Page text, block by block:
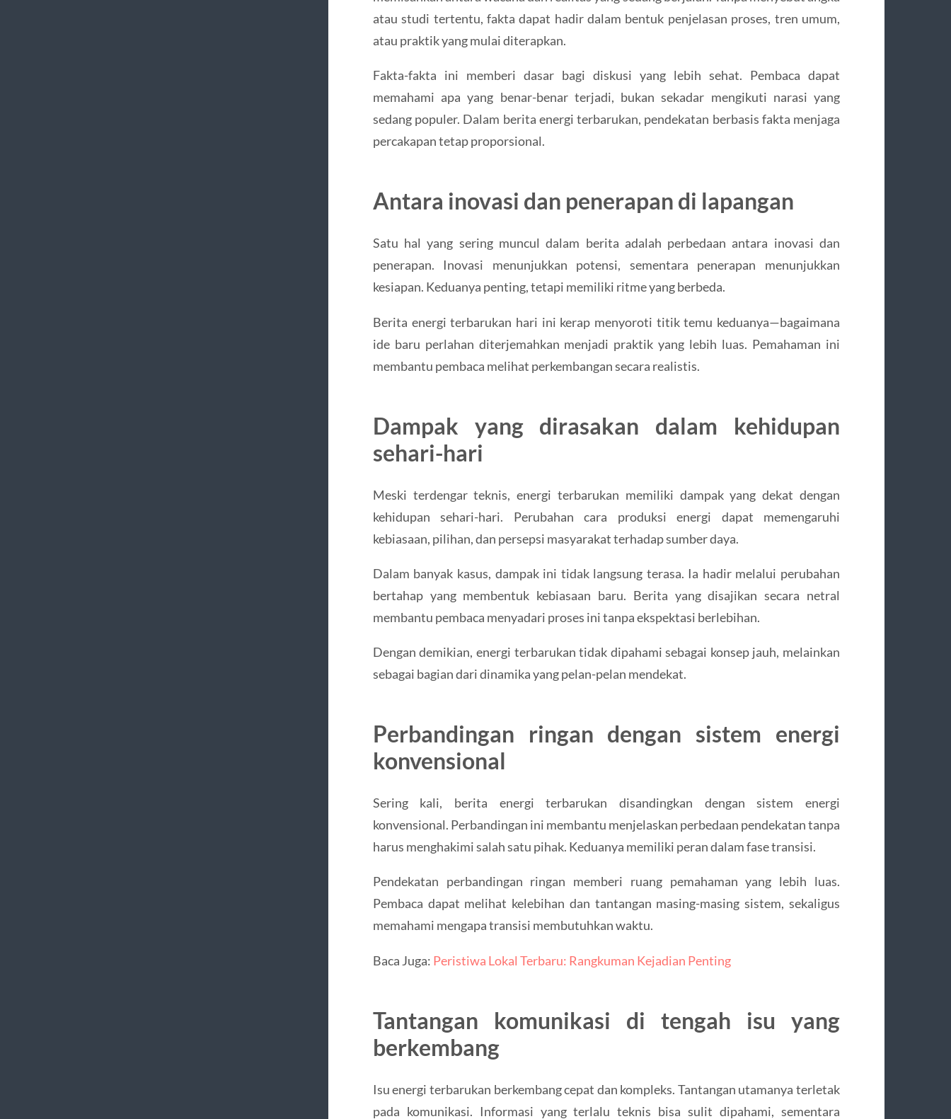
atau studi tertentu, fakta dapat hadir dalam bentuk penjelasan proses, tren umum,
atau praktik yang mulai diterapkan.
Fakta-fakta ini memberi dasar bagi diskusi yang lebih sehat. Pembaca dapat
memahami apa yang benar-benar terjadi, bukan sekadar mengikuti narasi yang
sedang populer. Dalam berita energi terbarukan, pendekatan berbasis fakta menjaga
percakapan tetap proporsional.
Antara inovasi dan penerapan di lapangan
Satu hal yang sering muncul dalam berita adalah perbedaan antara inovasi dan
penerapan. Inovasi menunjukkan potensi, sementara penerapan menunjukkan
kesiapan. Keduanya penting, tetapi memiliki ritme yang berbeda.
Berita energi terbarukan hari ini kerap menyoroti titik temu keduanya—bagaimana
ide baru perlahan diterjemahkan menjadi praktik yang lebih luas. Pemahaman ini
membantu pembaca melihat perkembangan secara realistis.
Dampak yang dirasakan dalam kehidupan
sehari-hari
Meski terdengar teknis, energi terbarukan memiliki dampak yang dekat dengan
kehidupan sehari-hari. Perubahan cara produksi energi dapat memengaruhi
kebiasaan, pilihan, dan persepsi masyarakat terhadap sumber daya.
Dalam banyak kasus, dampak ini tidak langsung terasa. Ia hadir melalui perubahan
bertahap yang membentuk kebiasaan baru. Berita yang disajikan secara netral
membantu pembaca menyadari proses ini tanpa ekspektasi berlebihan.
Dengan demikian, energi terbarukan tidak dipahami sebagai konsep jauh, melainkan
sebagai bagian dari dinamika yang pelan-pelan mendekat.
Perbandingan ringan dengan sistem energi
konvensional
Sering kali, berita energi terbarukan disandingkan dengan sistem energi
konvensional. Perbandingan ini membantu menjelaskan perbedaan pendekatan tanpa
harus menghakimi salah satu pihak. Keduanya memiliki peran dalam fase transisi.
Pendekatan perbandingan ringan memberi ruang pemahaman yang lebih luas.
Pembaca dapat melihat kelebihan dan tantangan masing-masing sistem, sekaligus
memahami mengapa transisi membutuhkan waktu.
Baca Juga: Peristiwa Lokal Terbaru: Rangkuman Kejadian Penting
Tantangan komunikasi di tengah isu yang
berkembang
Isu energi terbarukan berkembang cepat dan kompleks. Tantangan utamanya terletak
pada komunikasi. Informasi yang terlalu teknis bisa sulit dipahami, sementara